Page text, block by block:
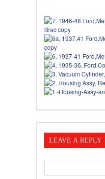
LEAVE A REPLY